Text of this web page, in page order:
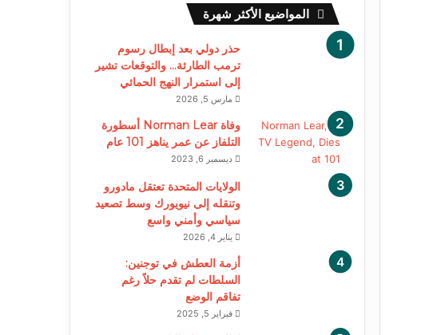
المواضيع الأكثر شهرة
حذر دولي بعد إبطال رسوم
ترمب الطارئة… والتوقعات تشير
إلى استمرار النهج الحمائي
مارس 5, 2026
وفاة Norman Lear أسطورة
التلفاز عن عمر يناهز 101 عام
ديسمبر 6, 2023
الولايات المتحدة تعتقل مادورو
وتنقله إلى نيويورك وسط تصعيد
سياسي وأمني واسع
يناير 4, 2026
أزمة العطش في توجنين:
السلطات لم تقدم حلاً رغم
تفاقم الوضع
فبراير 5, 2025